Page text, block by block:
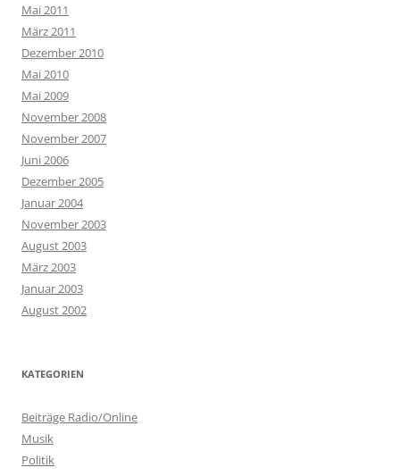
Mai 2011
März 2011
Dezember 2010
Mai 2010
Mai 2009
November 2008
November 2007
Juni 2006
Dezember 2005
Januar 2004
November 2003
August 2003
März 2003
Januar 2003
August 2002
KATEGORIEN
Beiträge Radio/Online
Musik
Politik